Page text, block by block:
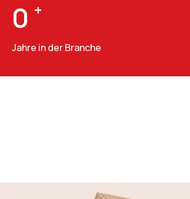
0 +
Jahre in der Branche